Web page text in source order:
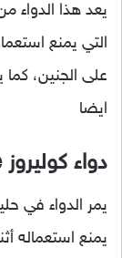
يعد هذا الدواء
التي يمنع
على الجنين،
ايضا
دواء كوليروز Cholerose و الرضاعه الطبيعيه
يمر الدواء في
يمنع استعماله